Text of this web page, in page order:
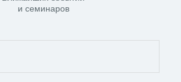
и семинаров